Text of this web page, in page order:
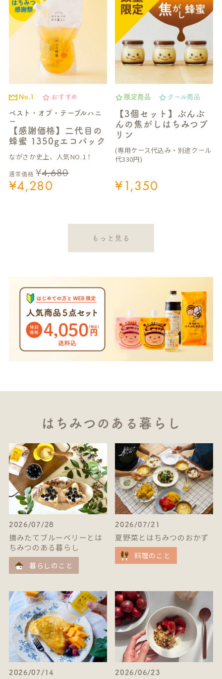
No.1 おすすめ
ベスト・オブ・テーブルハニ
ー
【感謝価格】二代目の
蜂蜜 1350gエコパック
ながさか史上、人気NO.1！
通常価格 ¥4,680
¥4,280
限定商品 クール商品
【3個セット】ぶんぶ
んの焦がしはちみつプ
リン
(専用ケース代込み・別途クール
代330円)
¥1,350
もっと見る
はちみつのある暮らし
2026/07/28
摘みたてブルーベリーとは
ちみつのある暮らし
暮らしのこと
2026/07/21
夏野菜とはちみつのおかず
料理のこと
2026/07/14 2026/06/23